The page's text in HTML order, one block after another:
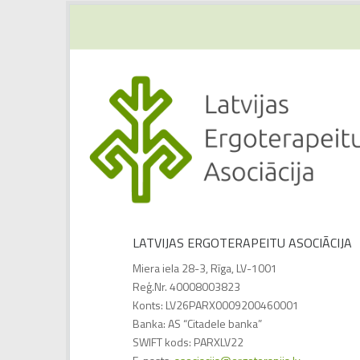
LATVIJAS ERGOTERAPEITU ASOCIĀCIJA
Miera iela 28-3, Rīga, LV-1001
Reģ.Nr. 40008003823
Konts: LV26PARX0009200460001
Banka: AS “Citadele banka”
SWIFT kods: PARXLV22